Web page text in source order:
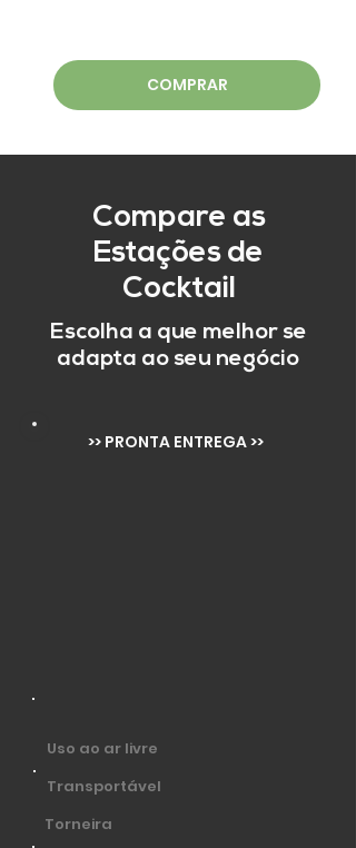
COMPRAR
Compare as
Estações de
Cocktail
Escolha a que melhor se
adapta ao seu negócio
>> PRONTA ENTREGA >>
Uso ao ar livre
Transportável
Torneira